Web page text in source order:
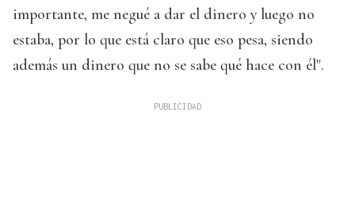
importante, me negué a dar el dinero y luego no
estaba, por lo que está claro que eso pesa, siendo
además un dinero que no se sabe qué hace con él".